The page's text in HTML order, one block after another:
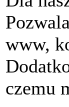
www,
czemu